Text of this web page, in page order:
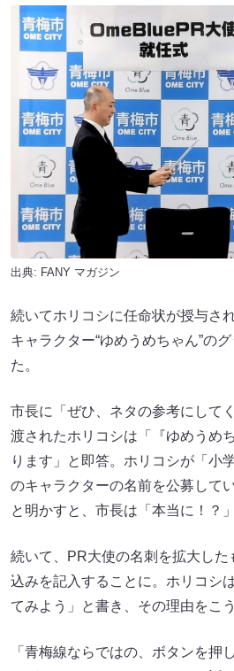
出典: FANY マガジン
続いてホリコシに任命状が授与さ
キャラクター“ゆめうめちゃん”の
た。
市長に「ぜひ、ネタの参考にして
渡されたホリコシは「『ゆめうめ
ります」と即答。ホリコシが「小
のキャラクターの名前を公募して
と明かすと、市長は「本当に！？
続いて、PR大使の名刺を拡大し
込みを記入することに。ホリコシ
てみよう」と書き、その理由をこ
「青梅線ならではの、ボタンを押